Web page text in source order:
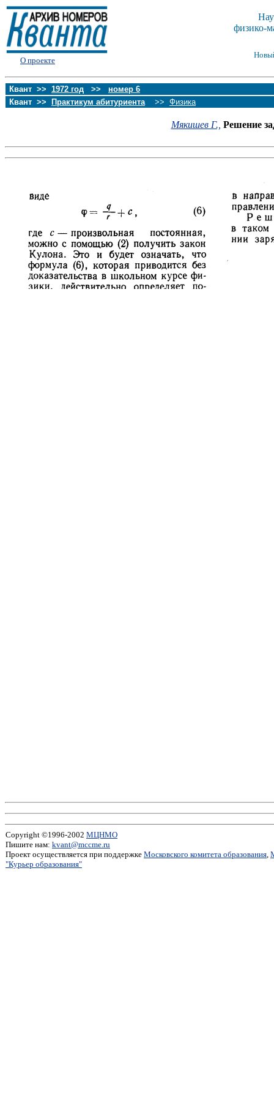
О проекте
физико-
Квант >> 1972 год >> номер 6
Квант >>
Практикум абитуриента >> Физика
Мякишев Г., Решение
Copyright ©1996-2002 МЦНМО
Пишите нам: kvant@mccme.ru
Проект осуществляется при поддержке Московского комитета образования,
"Курьер образования"